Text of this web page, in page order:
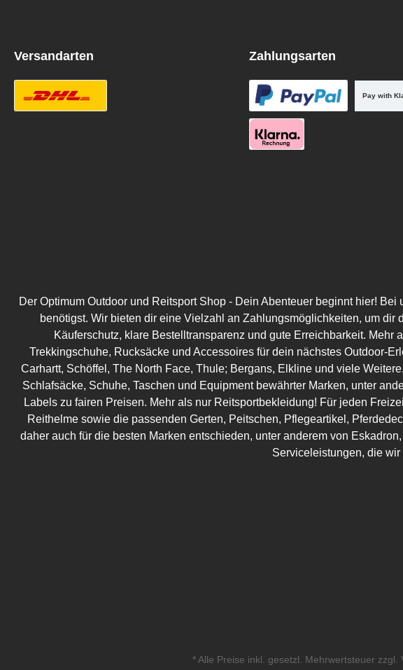
Versandarten Zahlungsarten
Pay with
Der Optimum Outdoor und Reitsport Shop - Dein Abenteuer beginnt hier!
benötigst. Wir bieten dir eine Vielzahl an Zahlungsmöglichkeiten, um
Käuferschutz, klare Bestelltransparenz und gute Erreichbarkeit.
Trekkingschuhe, Rucksäcke und Accessoires für dein nächstes Outdoor-
Carhartt, Schöffel, The North Face, Thule; Bergans, Elkline und viele
Schlafsäcke, Schuhe, Taschen und Equipment bewährter Marken, unter
Labels zu fairen Preisen. Mehr als nur Reitsportbekleidung! Für jeden
Reithelme sowie die passenden Gerten, Peitschen, Pflegeartikel,
daher auch für die besten Marken entschieden, unter anderem von
Serviceleistungen, die
* Alle Preise inkl. gesetzl. Mehrwertsteuer zzgl.